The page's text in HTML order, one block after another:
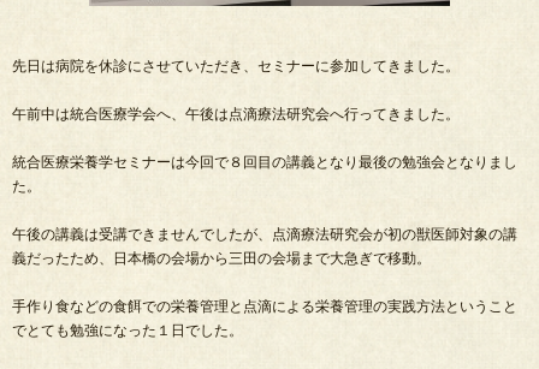
先日は病院を休診にさせていただき、セミナーに参加してきました。
午前中は統合医療学会へ、午後は点滴療法研究会へ行ってきました。
統合医療栄養学セミナーは今回で８回目の講義となり最後の勉強会となりまし
た。
午後の講義は受講できませんでしたが、点滴療法研究会が初の獣医師対象の講
義だったため、日本橋の会場から三田の会場まで大急ぎで移動。
手作り食などの食餌での栄養管理と点滴による栄養管理の実践方法ということ
でとても勉強になった１日でした。